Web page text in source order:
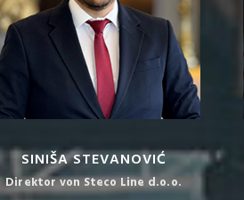
SINIŠA STEVANOVIĆ
Direktor von Steco Line d.o.o.